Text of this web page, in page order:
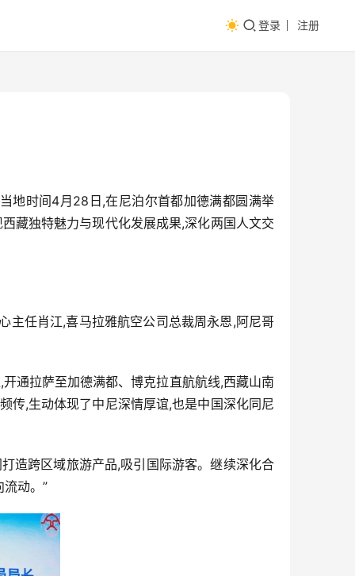
登录 注册
地时间4月28日,在尼泊尔首都加德满都圆满举
藏独特魅力与现代化发展成果,深化两国人文交
主任肖江,喜马拉雅航空公司总裁周永恩,阿尼哥
通拉萨至加德满都、博克拉直航航线,西藏山南
传,生动体现了中尼深情厚谊,也是中国深化同尼
造跨区域旅游产品,吸引国际游客。继续深化合
动。”